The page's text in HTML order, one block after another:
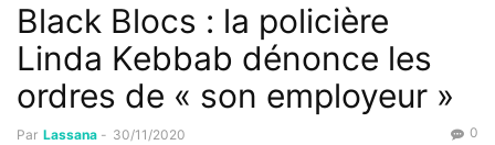
Black Blocs : la policière
Linda Kebbab dénonce les
ordres de « son employeur »
Par Lassana - 30/11/2020 0